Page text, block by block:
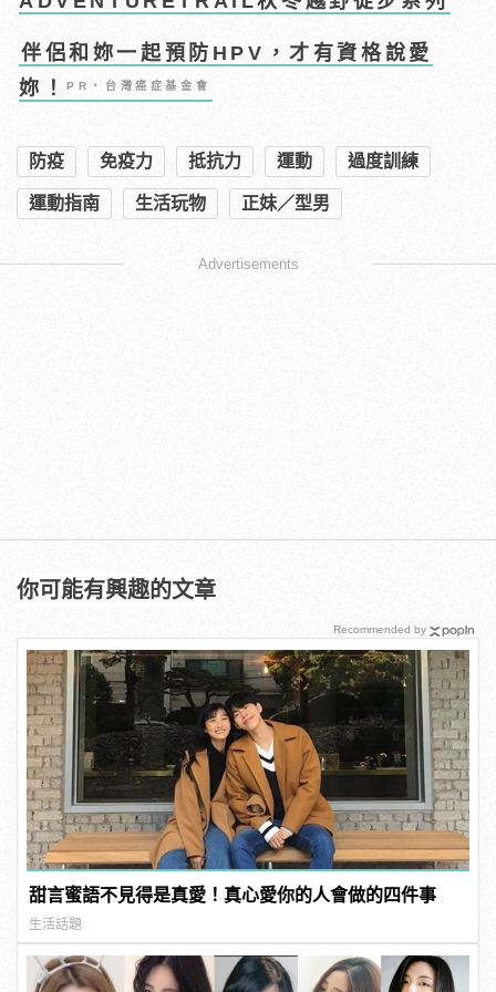
伴侶和妳一起預防HPV，才有資格說愛
妳！PR・台灣癌症基金會
防疫 免疫力 抵抗力 運動 過度訓練
運動指南 生活玩物 正妹／型男
Advertisements
你可能有興趣的文章
甜言蜜語不見得是真愛！真心愛你的人會做的四件事
生活話題
Recommended by